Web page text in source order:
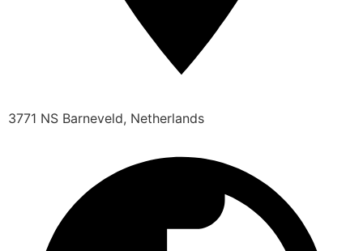
3771 NS Barneveld, Netherlands